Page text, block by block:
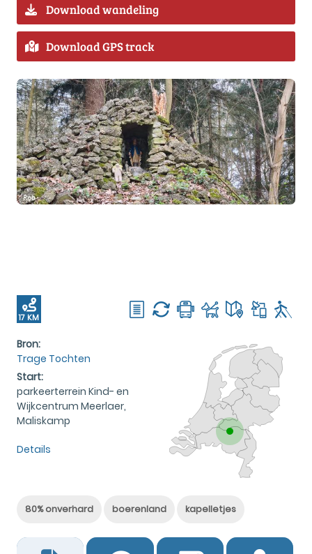
Download wandeling
Download GPS track
17 KM
Bron:
Trage Tochten
Start:
parkeerterrein Kind- en
Wijkcentrum Meerlaer,
Maliskamp
Details
80% onverhard boerenland kapelletjes